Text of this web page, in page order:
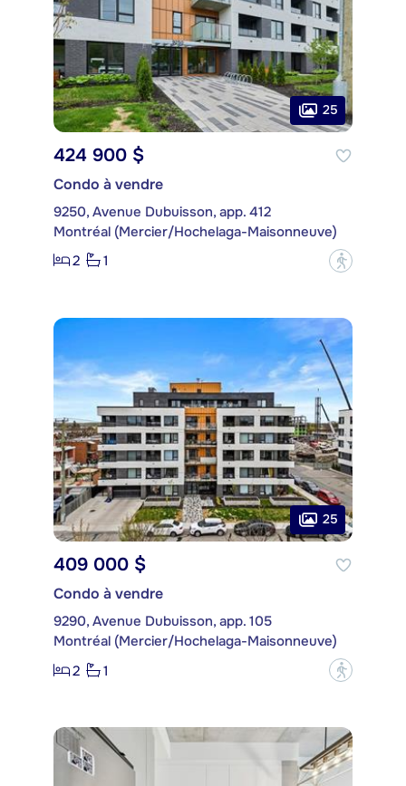
25
424 900 $
Condo à vendre
9250, Avenue Dubuisson, app. 412
Montréal (Mercier/Hochelaga-Maisonneuve)
2
1 ?
25
409 000 $
Condo à vendre
9290, Avenue Dubuisson, app. 105
Montréal (Mercier/Hochelaga-Maisonneuve)
2
1 ?